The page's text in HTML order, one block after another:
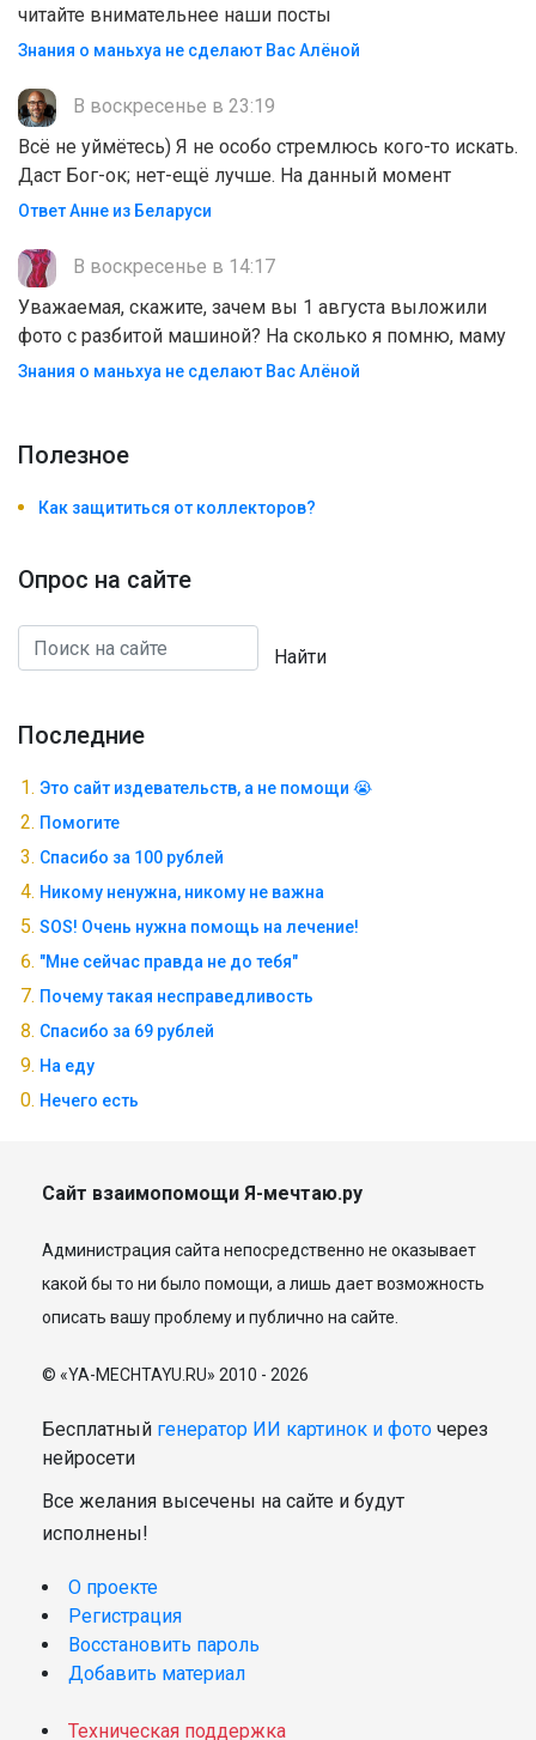
читайте внимательнее наши посты
Знания о маньхуа не сделают Вас Алëной
В воскресенье в 23:19
Всё не уймётесь) Я не особо стремлюсь кого-то искать.
Даст Бог-ок; нет-ещё лучше. На данный момент
Ответ Анне из Беларуси
В воскресенье в 14:17
Уважаемая, скажите, зачем вы 1 августа выложили
фото с разбитой машиной? На сколько я помню, маму
Знания о маньхуа не сделают Вас Алëной
Полезноe
Как защититься от коллекторов?
Опрос на сайте
Найти
Последние
Это сайт издевательств, а не помощи 😭
Помогите
Спасибо за 100 рублей
Никому ненужна, никому не важна
SOS! Очень нужна помощь на лечение!
"Мне сейчас правда не до тебя"
Почему такая несправедливость
Спасибо за 69 рублей
На еду
Нечего есть
Сайт взаимопомощи Я-мечтаю.ру
Администрация сайта непосредственно не оказывает
какой бы то ни было помощи, а лишь дает возможность
описать вашу проблему и публично на сайте.
© «YA-MECHTAYU.RU» 2010 - 2026
Бесплатный генератор ИИ картинок и фото через
нейросети
Все желания высечены на сайте и будут
исполнены!
О проекте
Регистрация
Восстановить пароль
Добавить материал
Техническая поддержка